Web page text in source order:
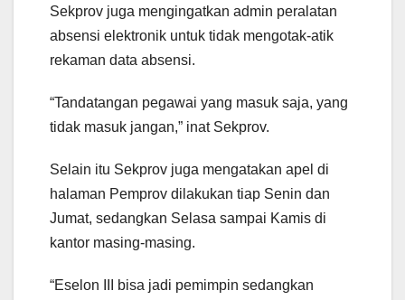
Sekprov juga mengingatkan admin peralatan
absensi elektronik untuk tidak mengotak-atik
rekaman data absensi.
“Tandatangan pegawai yang masuk saja, yang
tidak masuk jangan,” inat Sekprov.
Selain itu Sekprov juga mengatakan apel di
halaman Pemprov dilakukan tiap Senin dan
Jumat, sedangkan Selasa sampai Kamis di
kantor masing-masing.
“Eselon III bisa jadi pemimpin sedangkan